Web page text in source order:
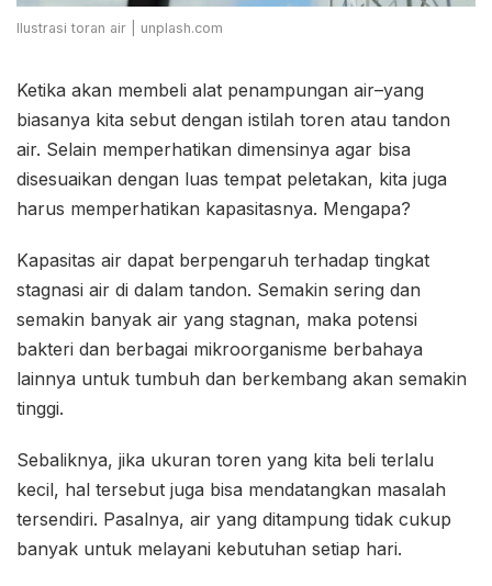
Ilustrasi toran air | unplash.com
Ketika akan membeli alat penampungan air–yang
biasanya kita sebut dengan istilah toren atau tandon
air. Selain memperhatikan dimensinya agar bisa
disesuaikan dengan luas tempat peletakan, kita juga
harus memperhatikan kapasitasnya. Mengapa?
Kapasitas air dapat berpengaruh terhadap tingkat
stagnasi air di dalam tandon. Semakin sering dan
semakin banyak air yang stagnan, maka potensi
bakteri dan berbagai mikroorganisme berbahaya
lainnya untuk tumbuh dan berkembang akan semakin
tinggi.
Sebaliknya, jika ukuran toren yang kita beli terlalu
kecil, hal tersebut juga bisa mendatangkan masalah
tersendiri. Pasalnya, air yang ditampung tidak cukup
banyak untuk melayani kebutuhan setiap hari.